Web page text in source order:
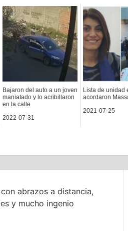
Bajaron del auto a un joven
maniatado y lo acribillaron
en la calle
2022-07-31
Lista de unidad
acordaron
2021-07-25
abrazos a distancia,
y mucho ingenio